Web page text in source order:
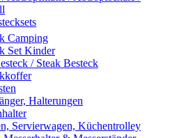
Camping
Set Kinder
/ Steak Besteck
Halterungen
Servierwagen, Küchentrolley